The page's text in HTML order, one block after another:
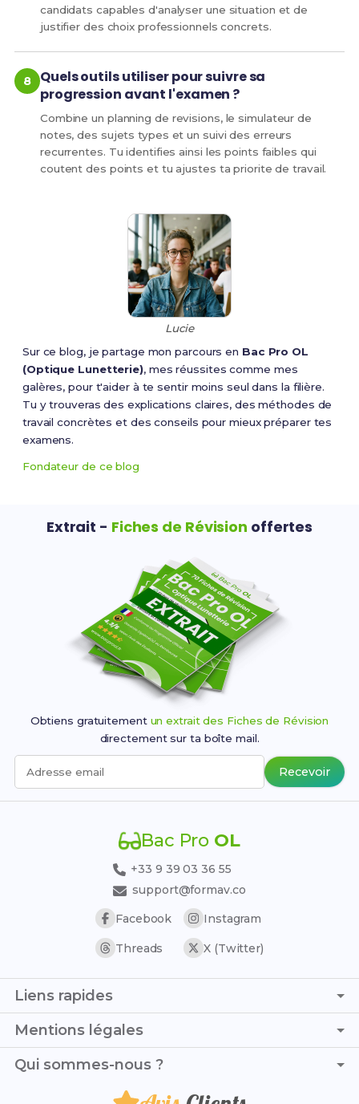
candidats capables d'analyser une situation et de
justifier des choix professionnels concrets.
Quels outils utiliser pour suivre sa
progression avant l'examen ?
Combine un planning de revisions, le simulateur de
notes, des sujets types et un suivi des erreurs
recurrentes. Tu identifies ainsi les points faibles qui
coutent des points et tu ajustes ta priorite de travail.
Lucie
Sur ce blog, je partage mon parcours en Bac Pro OL
(Optique Lunetterie), mes réussites comme mes
galères, pour t'aider à te sentir moins seul dans la filière.
Tu y trouveras des explications claires, des méthodes de
travail concrètes et des conseils pour mieux préparer tes
examens.
Fondateur de ce blog
Extrait - Fiches de Révision offertes
Obtiens gratuitement un extrait des Fiches de Révision
directement sur ta boîte mail.
Adresse email Recevoir
Bac Pro OL
+33 9 39 03 36 55
support@formav.co
Facebook
Instagram
Threads X (Twitter)
Liens rapides
Page d'accueil
Simulateur de notes
Trouver son stage
Trouver son alternance
Mentions légales
C.G.V. - C.G.U.
Qui sommes-nous ?
Je suis Lucie et, avec Julien, nous mettons toute notre